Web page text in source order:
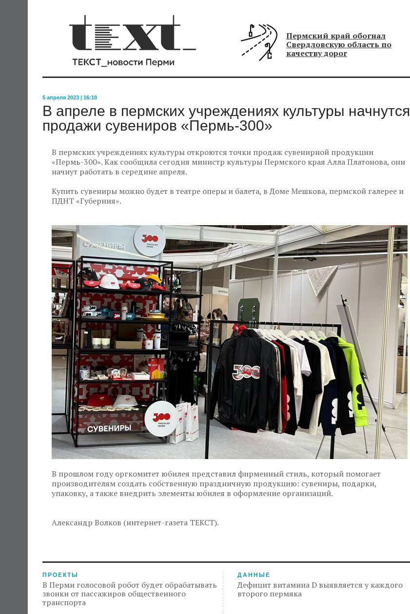
Пермский край обогнал
Свердловскую область по
качеству дорог
5 апреля 2023 | 16:10
В апреле в пермских учреждениях культуры начнутся
продажи сувениров «Пермь-300»
В пермских учреждениях культуры откроются точки продаж сувенирной продукции
«Пермь-300». Как сообщила сегодня министр культуры Пермского края Алла Платонова, они
начнут работать в середине апреля.
Купить сувениры можно будет в театре оперы и балета, в Доме Мешкова, пермской галерее и
ПДНТ «Губерния».
В прошлом году оргкомитет юбилея представил фирменный стиль, который помогает
производителям создать собственную праздничную продукцию: сувениры, подарки,
упаковку, а также внедрить элементы юбилея в оформление организаций.
Александр Волков (интернет-газета ТЕКСТ).
ПРОЕКТЫ
В Перми голосовой робот будет обрабатывать
звонки от пассажиров общественного
транспорта
ДАННЫЕ
Дефицит витамина D выявляется у каждого
второго пермяка